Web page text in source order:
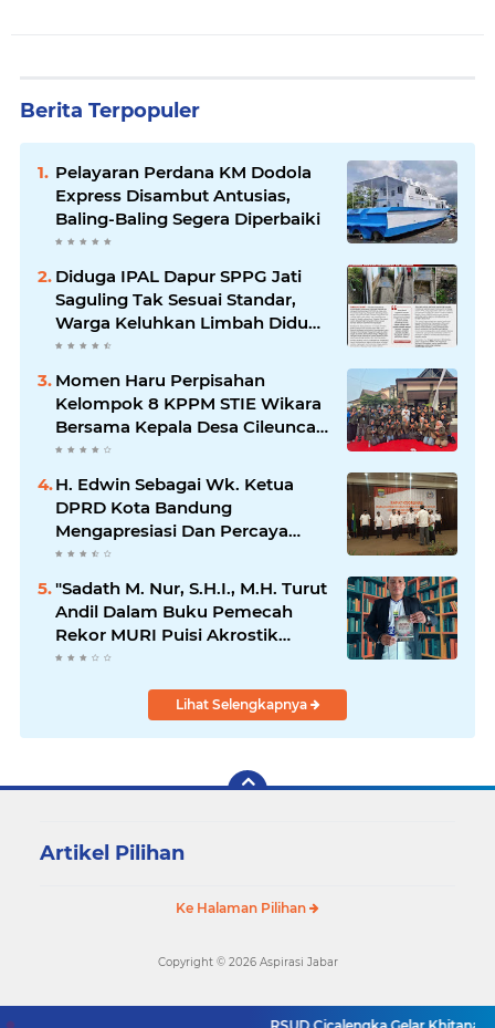
Berita Terpopuler
Pelayaran Perdana KM Dodola
Express Disambut Antusias,
Baling-Baling Segera Diperbaiki
Diduga IPAL Dapur SPPG Jati
Saguling Tak Sesuai Standar,
Warga Keluhkan Limbah Diduga
Mengalir ke Sungai
Momen Haru Perpisahan
Kelompok 8 KPPM STIE Wikara
Bersama Kepala Desa Cileunca
di Kecamatan Bojong
H. Edwin Sebagai Wk. Ketua
DPRD Kota Bandung
Mengapresiasi Dan Percaya
Penuh Kepada Kepemimpinan
Merdi Hajiji Sebagai ketua DPD
Lpm Kota Bandung Periode
2021-2026
"Sadath M. Nur, S.H.I., M.H. Turut
Andil Dalam Buku Pemecah
Rekor MURI Puisi Akrostik
Terbanyak
Lihat Selengkapnya
Artikel Pilihan
Ke Halaman Pilihan
Copyright © 2026 Aspirasi Jabar